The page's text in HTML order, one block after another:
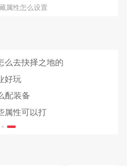
属性怎么设置
么去抉择之地的
好玩
配装备
属性可以打